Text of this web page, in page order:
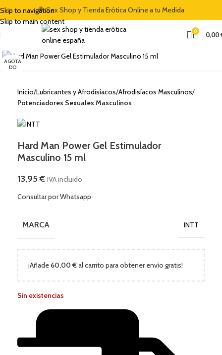
Skip to navigation
Skip to main content
🍭 Sex Shop y Tienda Erótica Online a tu Medida
0 0,00
AGOTA
DO
Clic para ampliar
Inicio Lubricantes y Afrodisíacos Afrodisíacos Masculinos
Potenciadores Sexuales Masculinos
Hard Man Power Gel Estimulador
Masculino 15 ml
13,95€ IVA incluido
Consultar por Whatsapp
MARCA INTT
¡Añade 60,00 €al carrito para obtener envío gratis!
Sin existencias